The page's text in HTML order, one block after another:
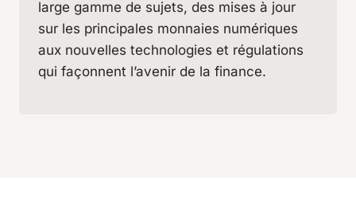
large gamme de sujets, des mises à jour
sur les principales monnaies numériques
aux nouvelles technologies et régulations
qui façonnent l’avenir de la finance.